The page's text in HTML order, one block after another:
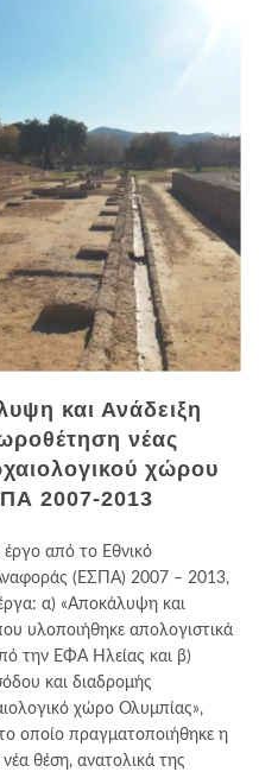
και Ανάδειξη
νέας
χώρου
2007-2013
έργο από το Εθνικό
(ΕΣΠΑ) 2007 – 2013,
α) «Αποκάλυψη και
υλοποιήθηκε απολογιστικά
την ΕΦΑ Ηλείας και β)
και διαδρομής
χώρο Ολυμπίας»,
οποίο πραγματοποιήθηκε η
θέση, ανατολικά της